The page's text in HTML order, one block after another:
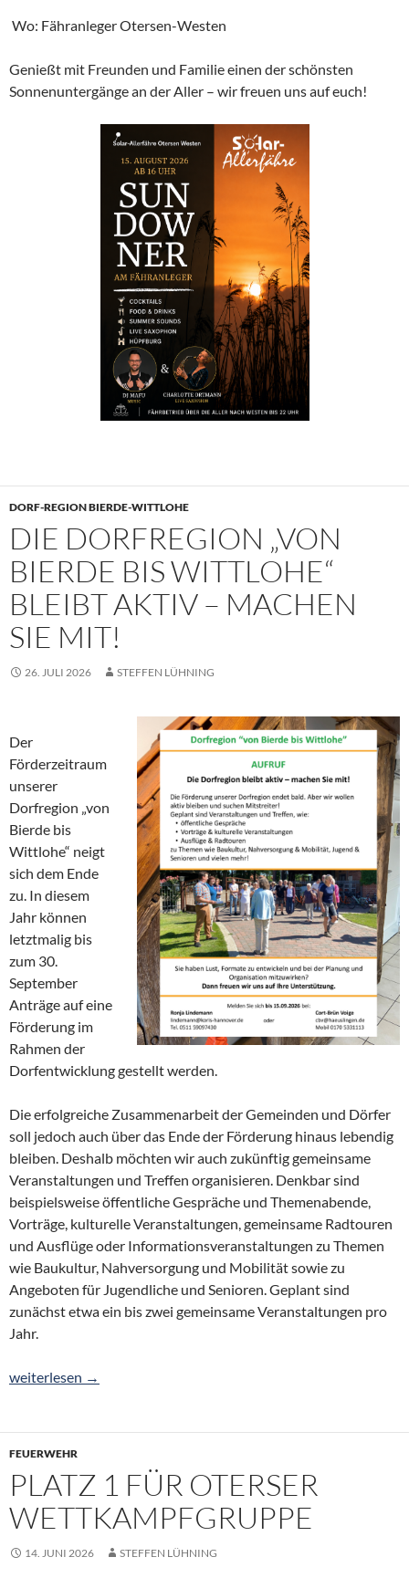
Wo: Fähranleger Otersen-Westen
Genießt mit Freunden und Familie einen der schönsten
Sonnenuntergänge an der Aller – wir freuen uns auf euch!
DORF-REGION BIERDE-WITTLOHE
DIE DORFREGION „VON
BIERDE BIS WITTLOHE“
BLEIBT AKTIV – MACHEN
SIE MIT!
26. JULI 2026 STEFFEN LÜHNING
Der
Förderzeitraum
unserer
Dorfregion „von
Bierde bis
Wittlohe“ neigt
sich dem Ende
zu. In diesem
Jahr können
letztmalig bis
zum 30.
September
Anträge auf eine
Förderung im
Rahmen der
Dorfentwicklung gestellt werden.
Die erfolgreiche Zusammenarbeit der Gemeinden und Dörfer
soll jedoch auch über das Ende der Förderung hinaus lebendig
bleiben. Deshalb möchten wir auch zukünftig gemeinsame
Veranstaltungen und Treffen organisieren. Denkbar sind
beispielsweise öffentliche Gespräche und Themenabende,
Vorträge, kulturelle Veranstaltungen, gemeinsame Radtouren
und Ausflüge oder Informationsveranstaltungen zu Themen
wie Baukultur, Nahversorgung und Mobilität sowie zu
Angeboten für Jugendliche und Senioren. Geplant sind
zunächst etwa ein bis zwei gemeinsame Veranstaltungen pro
Jahr.
Die Dorfregion „von Bierde bis Wittlohe“ bleibt aktiv – machen
weiterlesen →
FEUERWEHR
PLATZ 1 FÜR OTERSER
WETTKAMPFGRUPPE
14. JUNI 2026 STEFFEN LÜHNING